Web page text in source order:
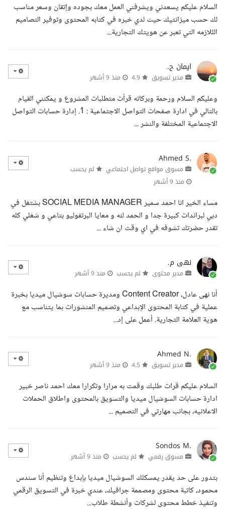
السلام عليكم يسعدني ويشرفني العمل معك بجوده وإتقان وسعر مناسب
لك حسب ميزانتيك حيث لدي خبره في كتابه المحتوى وتوفير التصاميم
الللازمه التي تعبر عن هويتك التجارية...
ايمان ح.
مدير تسويق منذ 9 أشهر
وعليكم السلام ورحمة وبركاته قرأت متطلبات المشروع و يمكنني القيام
بالتالي في ادارة صفحات التواصل الاجتماعية : 1. إدارة حسابات التواصل
الاجتماعية المختلفة والنشر ...
Ahmed S.
مسوق مواقع تواصل اجتماعي
لم يحسب
منذ 9 أشهر
مساء الخير انا احمد سمير SOCIAL MEDIA MANAGER بشتغل في
دبي لبراندات كبيرة جدا و الحمد لله و معايا البرتفوليو بتاعي و شغلي كله
تقدر حضرتك تشوفه في اي وقت ان شاء ...
نهى م.
مدير محتوى لم يحسب منذ 9 أشهر
أنا نهى عادل، Content Creator ومديرة حسابات سوشيال ميديا بخبرة
عملية في كتابة المحتوى الإبداعي وتصميم المنشورات بما يتناسب مع
هوية العلامة التجارية. أعمل على إد...
Ahmed N.
مدير تسويق منذ 9 أشهر
السلام عليكم قرات طلبك وقمت به مرارا وتكرارا معك احمد ناصر خبير
ادارة حسابات السوشيال ميديا والتسويق بالمحتوى واطلاق الحملات
الاعلانيه، بجانب مهارتي في التصميم ...
Sondos M.
مسوق رقمي لم يحسب منذ 9 أشهر
بتدور على حد يقدر يمسكلك السوشيال ميديا بإبداع وتنظيم أنا سندس
محمود، كاتبة محتوى ومصممة جرافيك، عندي خبرة في التسويق الرقمي
وتنفيذ خطط محتوى لشركات وأنشطة طلاب...